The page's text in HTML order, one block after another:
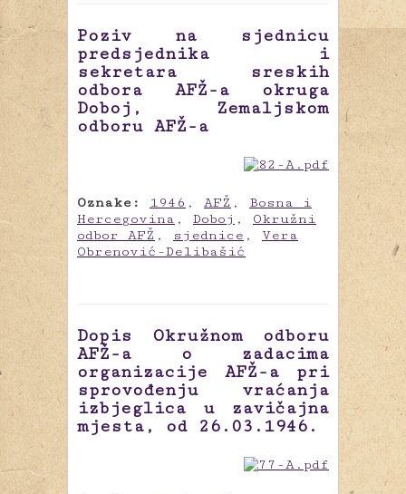
Poziv na sjednicu
predsjednika i
sekretara sreskih
odbora AFŽ-a okruga
Doboj, Zemaljskom
odboru AFŽ-a
Oznake: 1946 , AFŽ , Bosna i
Hercegovina , Doboj , Okružni
odbor AFŽ , sjednice , Vera
Obrenović-Delibašić
Dopis Okružnom odboru
AFŽ-a o zadacima
organizacije AFŽ-a pri
sprovođenju vraćanja
izbjeglica u zavičajna
mjesta, od 26.03.1946.